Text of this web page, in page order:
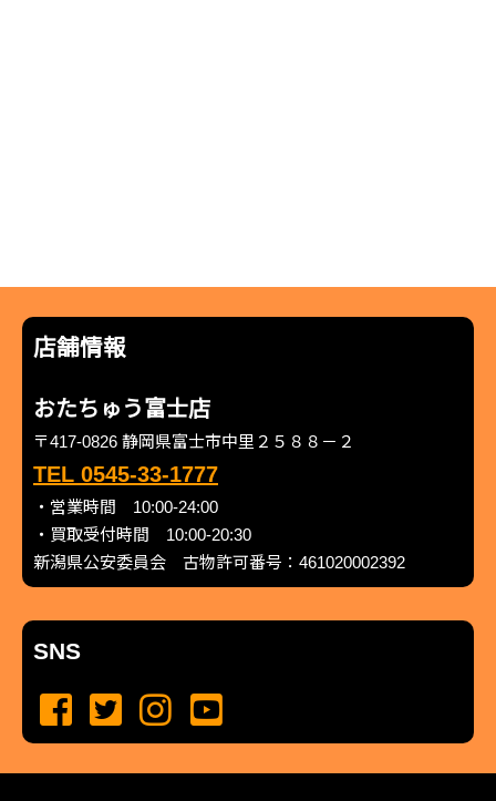
店舗情報
おたちゅう富士店
〒417-0826 静岡県富士市中里２５８８－２
TEL 0545-33-1777
・営業時間 10:00-24:00
・買取受付時間 10:00-20:30
新潟県公安委員会 古物許可番号：461020002392
SNS